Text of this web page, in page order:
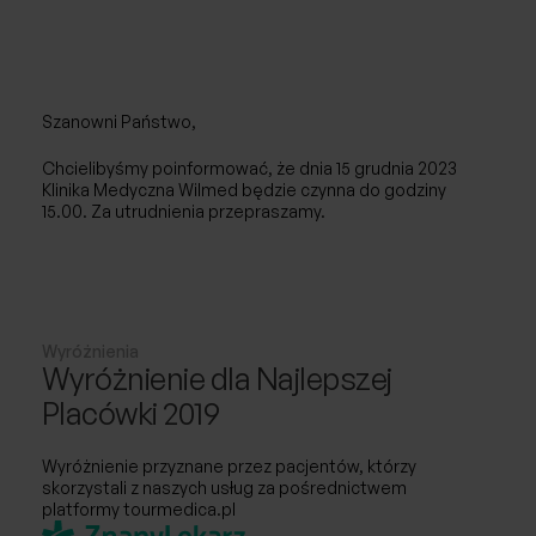
Ortopedia
Ginekologia estetyczna
USG
Szanowni Państwo,
Chcielibyśmy poinformować, że dnia 15 grudnia 2023
Klinika Medyczna Wilmed będzie czynna do godziny
15.00. Za utrudnienia przepraszamy.
Wyróżnienie dla Najlepszej
Placówki 2019
Wyróżnienie przyznane przez pacjentów, którzy
skorzystali z naszych usług za pośrednictwem
platformy tourmedica.pl